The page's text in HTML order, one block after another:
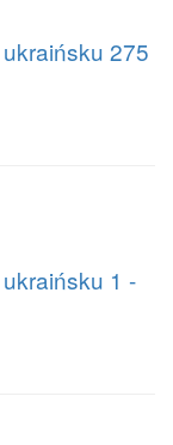
275
1 -